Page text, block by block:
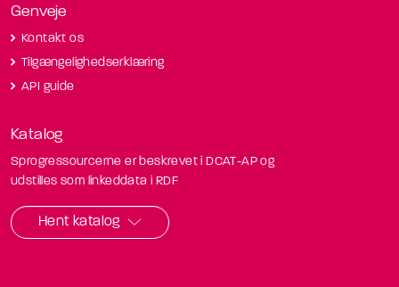
Genveje
Kontakt os
Tilgængelighedserklæring
API guide
Katalog
Sprogressourcerne er beskrevet i DCAT-AP og
udstilles som linkeddata i RDF
Hent katalog